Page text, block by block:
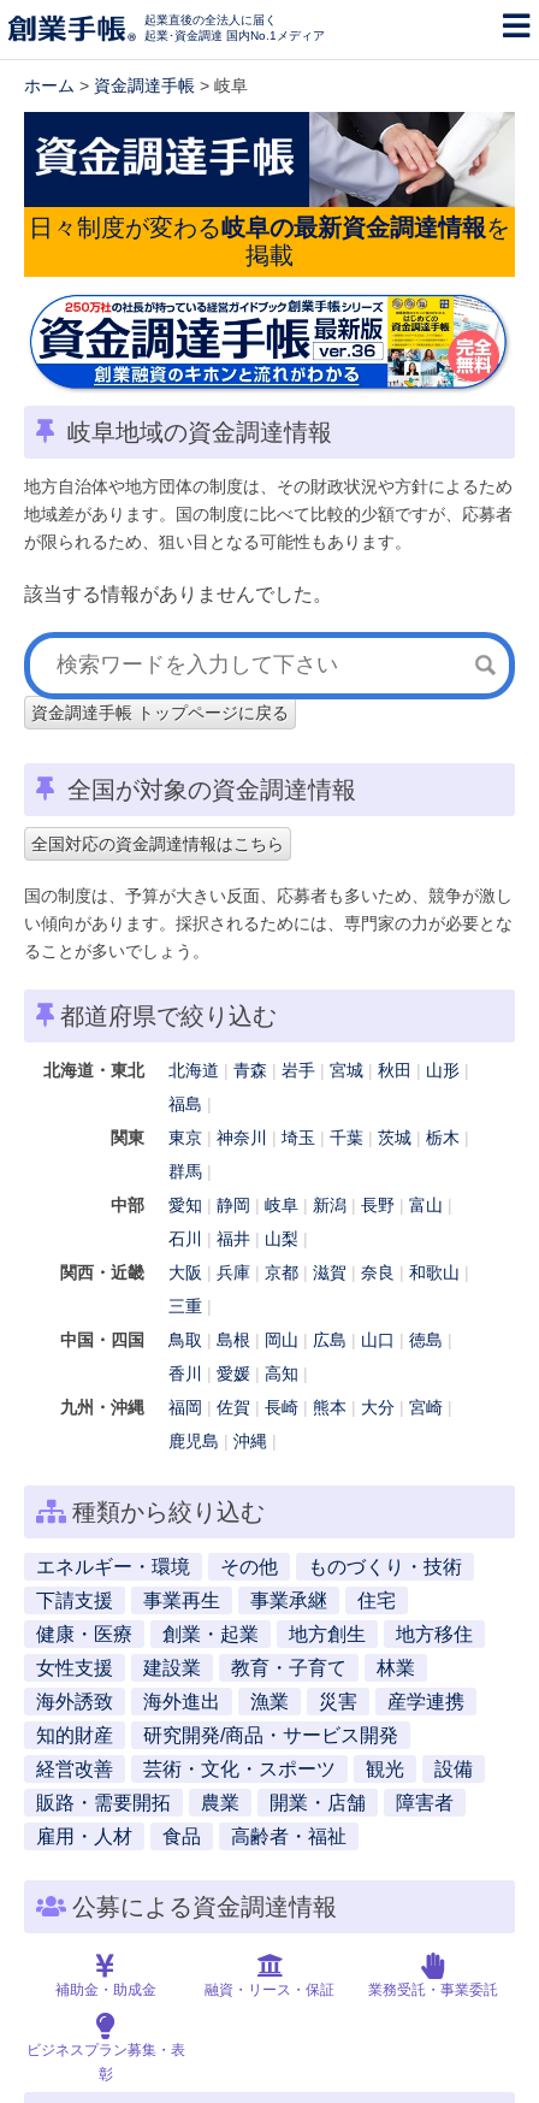
起業直後の全法人に届く
起業･資金調達 国内No.1メディア
ホーム > 資金調達手帳 > 岐阜
日々制度が変わる岐阜の最新資金調達情報を
掲載
岐阜地域の資金調達情報
地方自治体や地方団体の制度は、その財政状況や方針によるため
地域差があります。国の制度に比べて比較的少額ですが、応募者
が限られるため、狙い目となる可能性もあります。
該当する情報がありませんでした。
資金調達手帳 トップページに戻る
全国が対象の資金調達情報
全国対応の資金調達情報はこちら
国の制度は、予算が大きい反面、応募者も多いため、競争が激し
い傾向があります。採択されるためには、専門家の力が必要とな
ることが多いでしょう。
都道府県で絞り込む
北海道・東北 北海道 青森 岩手 宮城 秋田
山形
福島
関東
東京 神奈川 埼玉 千葉 茨城
栃木
群馬
中部
愛知 静岡 岐阜 新潟 長野
富山
石川
福井
山梨
関西・近畿
大阪 兵庫 京都 滋賀 奈良
和歌山
三重
中国・四国
鳥取 島根 岡山 広島 山口
徳島
香川
愛媛
高知
九州・沖縄
福岡 佐賀 長崎 熊本 大分
宮崎
鹿児島
沖縄
種類から絞り込む
エネルギー・環境 その他
ものづくり・技術
下請支援
事業再生 事業承継
住宅
健康・医療
創業・起業 地方創生
地方移住
女性支援
建設業 教育・子育て
林業
海外誘致
海外進出 漁業 災害
産学連携
知的財産
研究開発/商品・サービス開発
経営改善
芸術・文化・スポーツ 観光
設備
販路・需要開拓
農業 開業・店舗
障害者
雇用・人材
食品 高齢者・福祉
公募による資金調達情報
補助金・助成金 融資・リース・保証 業務受託・事業委託
ビジネスプラン募集・表
彰